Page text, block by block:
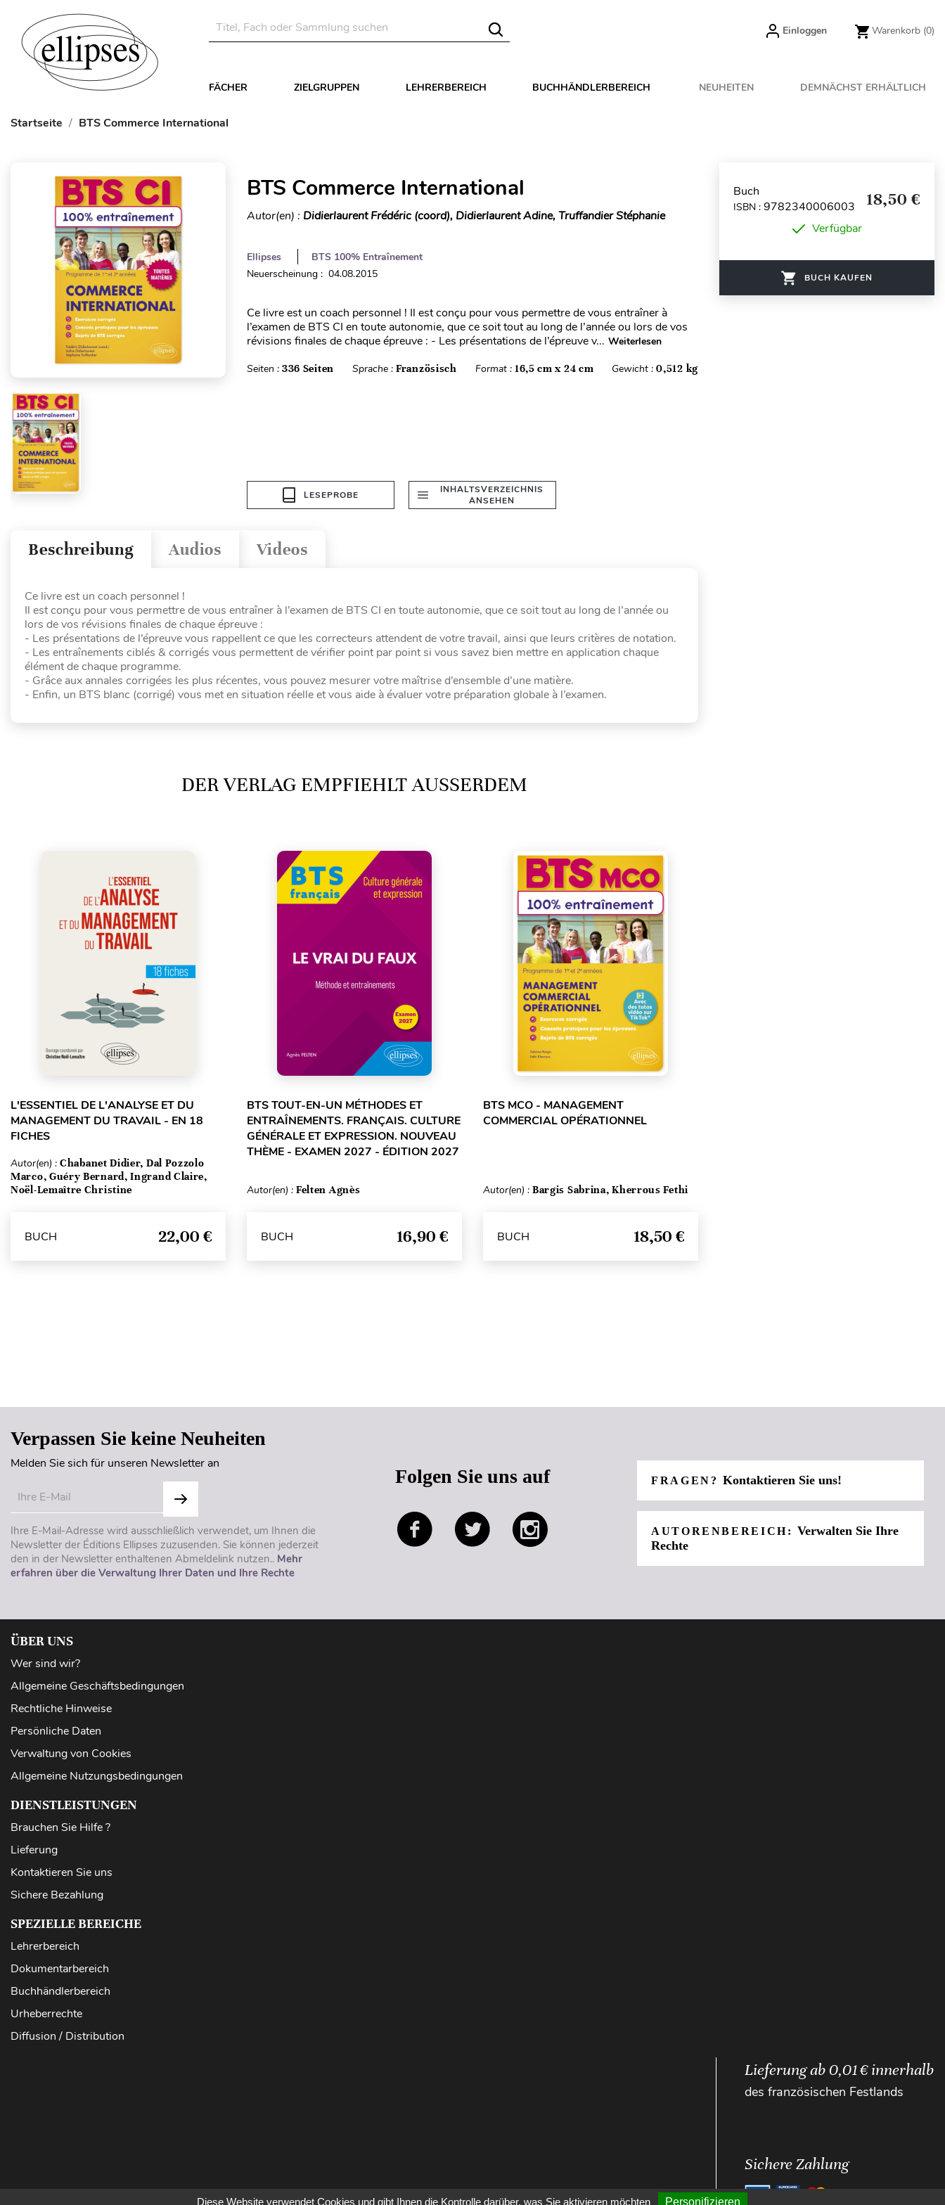
Einloggen Warenkorb (0)
FÄCHER ZIELGRUPPEN LEHRERBEREICH BUCHHÄNDLERBEREICH NEUHEITEN DEMNÄCHST ERHÄLTLICH
Startseite BTS Commerce International
BTS Commerce International
Autor(en) : Didierlaurent Frédéric (coord), Didierlaurent Adine, Truffandier Stéphanie
Ellipses
BTS 100% Entraînement
Neuerscheinung : 04.08.2015
Ce livre est un coach personnel ! Il est conçu pour vous permettre de vous entraîner à
l’examen de BTS CI en toute autonomie, que ce soit tout au long de l’année ou lors de vos
révisions finales de chaque épreuve : - Les présentations de l’épreuve v... Weiterlesen
Seiten : 336 Seiten Sprache :Französisch Format : 16,5 cm x 24 cm Gewicht :0,512 kg
LESEPROBE
INHALTSVERZEICHNIS
ANSEHEN
Videos
Audios
Beschreibung
Ce livre est un coach personnel !
Il est conçu pour vous permettre de vous entraîner à l’examen de BTS CI en toute autonomie, que ce soit tout au long de l’année ou
lors de vos révisions finales de chaque épreuve :
- Les présentations de l’épreuve vous rappellent ce que les correcteurs attendent de votre travail, ainsi que leurs critères de notation.
- Les entraînements ciblés & corrigés vous permettent de vérifier point par point si vous savez bien mettre en application chaque
élément de chaque programme.
- Grâce aux annales corrigées les plus récentes, vous pouvez mesurer votre maîtrise d’ensemble d’une matière.
- Enfin, un BTS blanc (corrigé) vous met en situation réelle et vous aide à évaluer votre préparation globale à l’examen.
DER VERLAG EMPFIEHLT AUSSERDEM
L'ESSENTIEL DE L'ANALYSE ET DU
MANAGEMENT DU TRAVAIL - EN 18
FICHES
Autor(en) : Chabanet Didier, Dal Pozzolo
Marco, Guéry Bernard, Ingrand Claire,
Noël-Lemaître Christine
BUCH 22,00 €
BTS TOUT-EN-UN MÉTHODES ET
ENTRAÎNEMENTS. FRANÇAIS. CULTURE
GÉNÉRALE ET EXPRESSION. NOUVEAU
THÈME - EXAMEN 2027 - ÉDITION 2027
Autor(en) : Felten Agnès
BUCH 16,90 €
BTS MCO - MANAGEMENT
COMMERCIAL OPÉRATIONNEL
Autor(en) : Bargis Sabrina, Kherrous Fethi
BUCH 18,50 €
Buch
ISBN : 9782340006003 18,50 €
Verfügbar
BUCH KAUFEN
Verpassen Sie keine Neuheiten
Melden Sie sich für unseren Newsletter an
Ihre E-Mail-Adresse wird ausschließlich verwendet, um Ihnen die
Newsletter der Éditions Ellipses zuzusenden. Sie können jederzeit
den in der Newsletter enthaltenen Abmeldelink nutzen.. Mehr
erfahren über die Verwaltung Ihrer Daten und Ihre Rechte
Folgen Sie uns auf FRAGEN?Kontaktieren Sie uns!
AUTORENBEREICH:Verwalten Sie Ihre
Rechte
ÜBER UNS
Wer sind wir?
Allgemeine Geschäftsbedingungen
Rechtliche Hinweise
Persönliche Daten
Verwaltung von Cookies
Allgemeine Nutzungsbedingungen
DIENSTLEISTUNGEN
Brauchen Sie Hilfe ?
Lieferung
Kontaktieren Sie uns
Sichere Bezahlung
SPEZIELLE BEREICHE
Lehrerbereich
Dokumentarbereich
Buchhändlerbereich
Urheberrechte
Diffusion / Distribution
Lieferung ab 0,01 € innerhalb
des französischen Festlands
Sichere Zahlung
Diese Website verwendet Cookies und gibt Ihnen die Kontrolle darüber, was Sie aktivieren möchten Personifizieren